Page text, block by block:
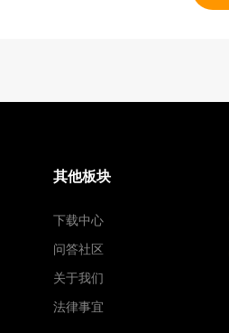
其他板块
下载中心
问答社区
关于我们
法律事宜